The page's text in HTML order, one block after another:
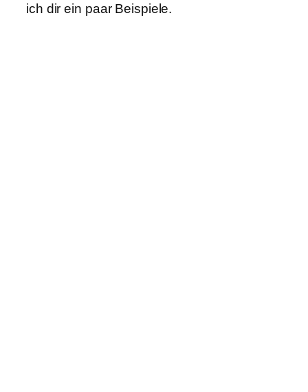
ich dir ein paar Beispiele.